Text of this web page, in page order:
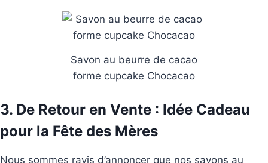
Savon au beurre de cacao
forme cupcake Chocacao
3. De Retour en Vente : Idée Cadeau
pour la Fête des Mères
Nous sommes ravis d’annoncer que nos savons au